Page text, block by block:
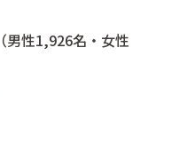
男性1,926名・女性